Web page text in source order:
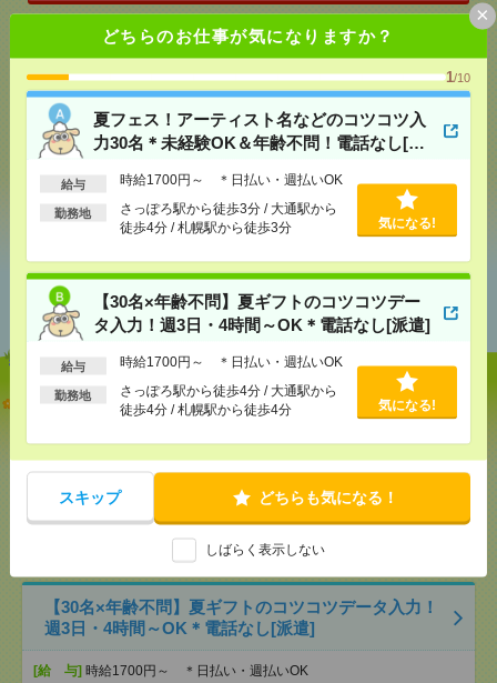
どちらのお仕事が気になりますか？
1/10
夏フェス！アーティスト名などのコツコツ入
力30名＊未経験OK＆年齢不問！電話なし[派
給与 時給1700円～ ＊日払い・週払いOK
勤務地
さっぽろ駅から徒歩3分 / 大通駅から
徒歩4分 / 札幌駅から徒歩3分
気になる!
【30名×年齢不問】夏ギフトのコツコツデー
タ入力！週3日・4時間～OK＊電話なし[派遣]
給与 時給1700円～ ＊日払い・週払いOK
勤務地
さっぽろ駅から徒歩4分 / 大通駅から
徒歩4分 / 札幌駅から徒歩4分
気になる!
スキップ どちらも気になる！
しばらく表示しない
×
気になる！
メールで送る LINE で送る
ブックマーク
あなたの閲覧履歴からの
おすすめ
夏フェス！アーティスト名などのコツコツ入力30名
＊未経験OK＆年齢不問！電話なし[派遣]
[給 与]時給1700円～ ＊日払い・週払いOK
全額支給
25～30万円
気になる！
【30名×年齢不問】夏ギフトのコツコツデータ入力！
週3日・4時間～OK＊電話なし[派遣]
[給 与] 時給1700円～ ＊日払い・週払いOK